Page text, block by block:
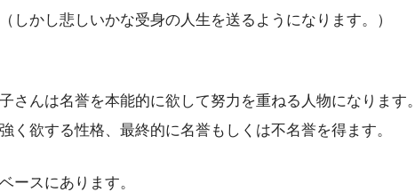
かし悲しいかな受身の人生を送るようになります。）
さんは名誉を本能的に欲して努力を重ねる人物になります。
く欲する性格、最終的に名誉もしくは不名誉を得ます。
ースにあります。